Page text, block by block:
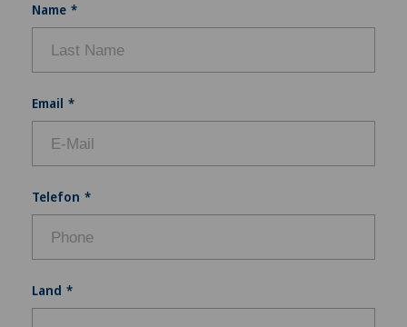
Name
Email
Telefon
Land